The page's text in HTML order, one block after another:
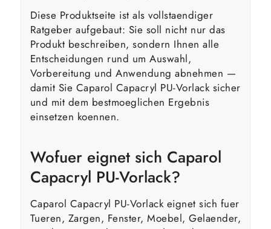
Diese Produktseite ist als vollstaendiger
Ratgeber aufgebaut: Sie soll nicht nur das
Produkt beschreiben, sondern Ihnen alle
Entscheidungen rund um Auswahl,
Vorbereitung und Anwendung abnehmen —
damit Sie Caparol Capacryl PU-Vorlack sicher
und mit dem bestmoeglichen Ergebnis
einsetzen koennen.
Wofuer eignet sich Caparol
Capacryl PU-Vorlack?
Caparol Capacryl PU-Vorlack eignet sich fuer
Tueren, Zargen, Fenster, Moebel, Gelaender,